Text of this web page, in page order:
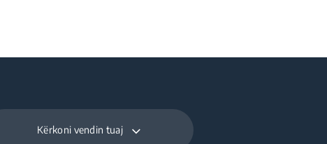
Kërkoni vendin tuaj